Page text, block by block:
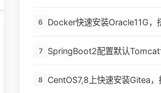
6
Docker快速安装Oracle11G，
7
SpringBoot2配置默认Tomcat
8 CentOS7,8上快速安装Gitea